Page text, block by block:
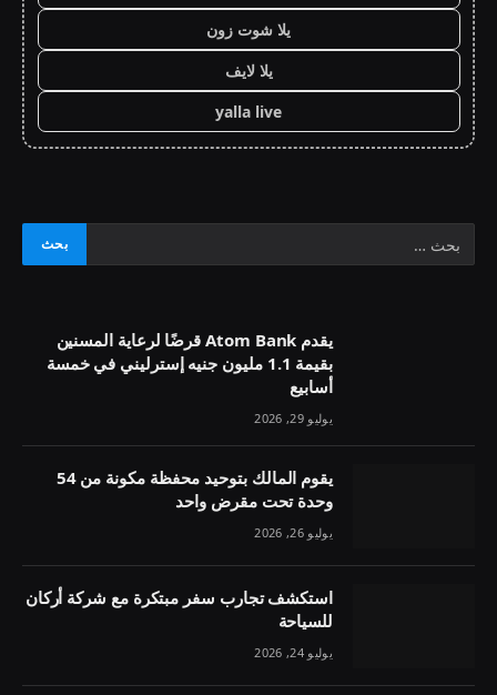
يلا شوت زون
يلا لايف
yalla live
يقدم Atom Bank قرضًا لرعاية المسنين
بقيمة 1.1 مليون جنيه إسترليني في خمسة
أسابيع
يوليو 29, 2026
يقوم المالك بتوحيد محفظة مكونة من 54
وحدة تحت مقرض واحد
يوليو 26, 2026
استكشف تجارب سفر مبتكرة مع شركة أركان
للسياحة
يوليو 24, 2026